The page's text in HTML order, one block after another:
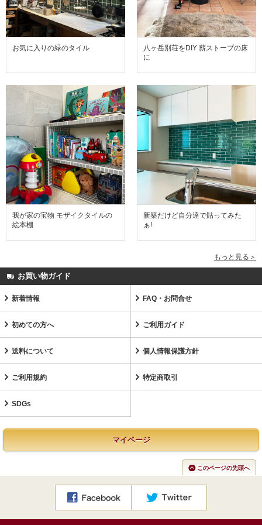
お気に入りの緑のタイル
八ヶ岳別荘をDIY 薪ストーブの床
に
我が家の宝物 モザイクタイルの
絵本棚
新築だけど自分達で貼ってみた
ぁ!
もっと見る＞
お買い物ガイド
新着情報 FAQ・お問合せ
初めての方へ ご利用ガイド
送料について 個人情報保護方針
ご利用規約 特定商取引
SDGs
マイページ
このページの先頭へ